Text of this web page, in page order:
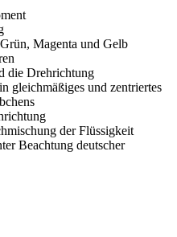
Magenta und Gelb
die Drehrichtung
gleichmäßiges und zentriertes
der Flüssigkeit
Beachtung deutscher